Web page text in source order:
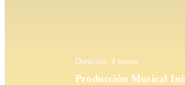
Duración: 4 meses
Producción Musical